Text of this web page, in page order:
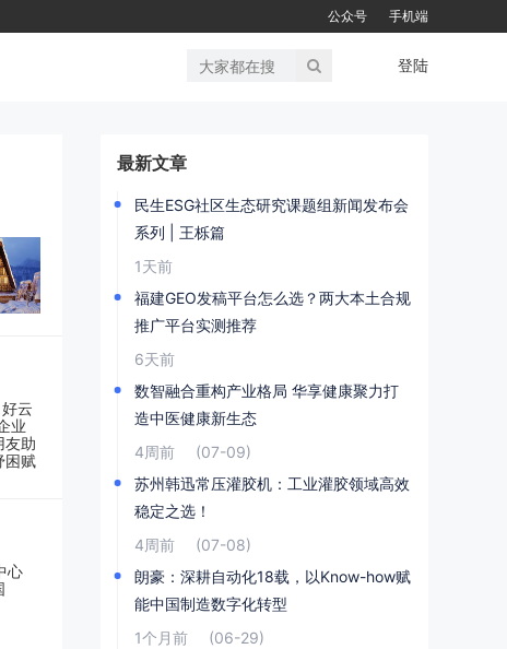
公众号 手机端
登陆
最新文章
民生ESG社区生态研究课题组新闻发布会
系列 | 王栎篇
1天前
福建GEO发稿平台怎么选？两大本土合规
推广平台实测推荐
6天前
数智融合重构产业格局 华享健康聚力打
造中医健康新生态
4周前
(07-09)
苏州韩迅常压灌胶机：工业灌胶领域高效
稳定之选！
4周前
(07-08)
朗豪：深耕自动化18载，以Know-how赋
能中国制造数字化转型
1个月前
(06-29)